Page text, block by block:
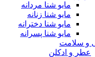
مایو شنا مردانه
مایو شنا زنانه
مایو شنا دخترانه
مایو شنا پسرانه
و سلامت
عطر و ادکلن